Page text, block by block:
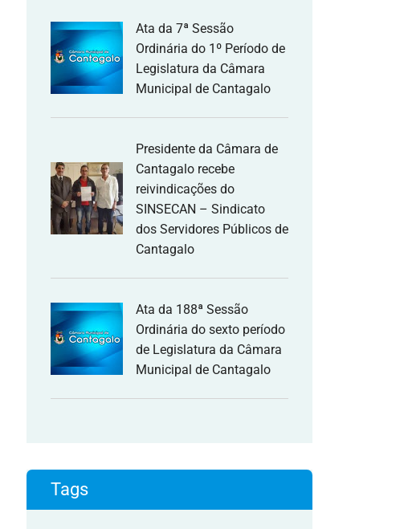
Ata da 7ª Sessão
Ordinária do 1º Período de
Legislatura da Câmara
Municipal de Cantagalo
Presidente da Câmara de
Cantagalo recebe
reivindicações do
SINSECAN – Sindicato
dos Servidores Públicos de
Cantagalo
Ata da 188ª Sessão
Ordinária do sexto período
de Legislatura da Câmara
Municipal de Cantagalo
Tags